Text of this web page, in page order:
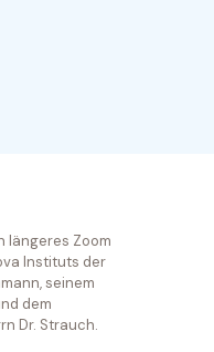
längeres Zoom
Instituts der
seinem
dem
Dr. Strauch.